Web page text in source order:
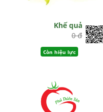
Khế quả
0 đ
Còn hiệu lực